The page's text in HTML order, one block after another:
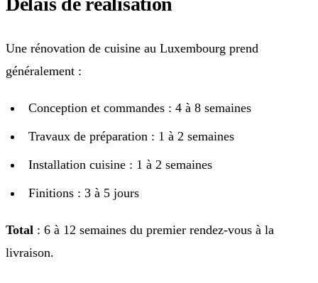
Une rénovation de cuisine au Luxembourg prend
généralement :
Conception et commandes : 4 à 8 semaines
Travaux de préparation : 1 à 2 semaines
Installation cuisine : 1 à 2 semaines
Finitions : 3 à 5 jours
Total : 6 à 12 semaines du premier rendez-vous à la
livraison.